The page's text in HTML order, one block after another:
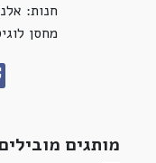
חנות: אלנבי 33 תל
מחסן
מותגים